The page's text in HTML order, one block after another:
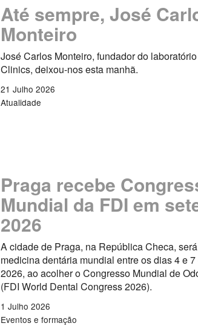
Até sempre, José
Monteiro
José Carlos Monteiro, fundador do
Clinics, deixou-nos esta manhã.
21 Julho 2026
Atualidade
Praga recebe
Mundial da FDI em
2026
A cidade de Praga, na República Checa,
medicina dentária mundial entre os dias 4 e
2026, ao acolher o Congresso Mundial de
(FDI World Dental Congress 2026).
1 Julho 2026
Eventos e formação